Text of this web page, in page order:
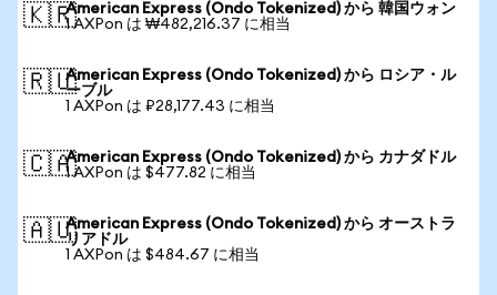
🇰🇷American Express (Ondo Tokenized) から 韓国ウォン
1 AXPon は ₩482,216.37 に相当
🇷🇺American Express (Ondo Tokenized) から ロシア・ル
ーブル
1 AXPon は ₽28,177.43 に相当
🇨🇦American Express (Ondo Tokenized) から カナダドル
1 AXPon は $477.82 に相当
🇦🇺American Express (Ondo Tokenized) から オーストラ
リアドル
1 AXPon は $484.67 に相当